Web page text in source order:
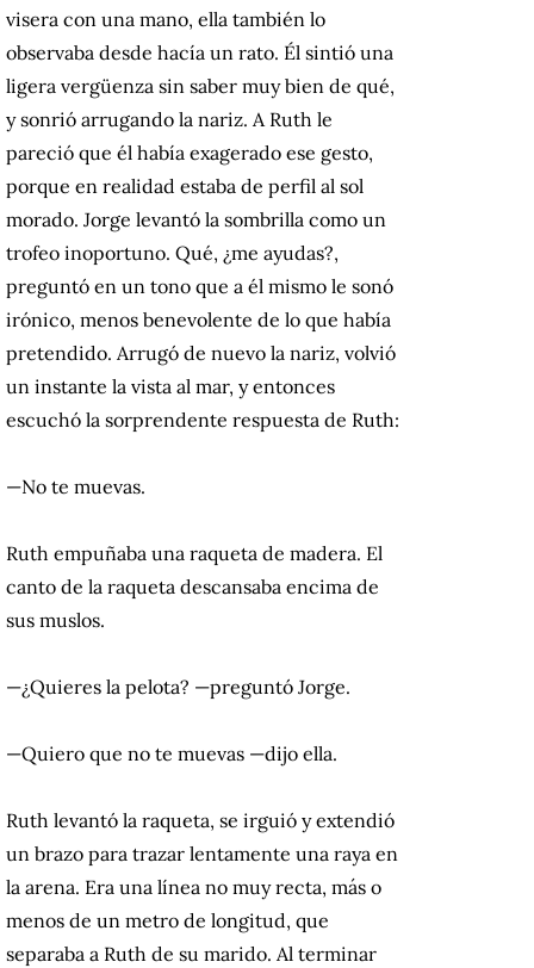
visera con una mano, ella también lo
observaba desde hacía un rato. Él sintió una
ligera vergüenza sin saber muy bien de qué,
y sonrió arrugando la nariz. A Ruth le
pareció que él había exagerado ese gesto,
porque en realidad estaba de perfil al sol
morado. Jorge levantó la sombrilla como un
trofeo inoportuno. Qué, ¿me ayudas?,
preguntó en un tono que a él mismo le sonó
irónico, menos benevolente de lo que había
pretendido. Arrugó de nuevo la nariz, volvió
un instante la vista al mar, y entonces
escuchó la sorprendente respuesta de Ruth:
—No te muevas.
Ruth empuñaba una raqueta de madera. El
canto de la raqueta descansaba encima de
sus muslos.
—¿Quieres la pelota? —preguntó Jorge.
—Quiero que no te muevas —dijo ella.
Ruth levantó la raqueta, se irguió y extendió
un brazo para trazar lentamente una raya en
la arena. Era una línea no muy recta, más o
menos de un metro de longitud, que
separaba a Ruth de su marido. Al terminar